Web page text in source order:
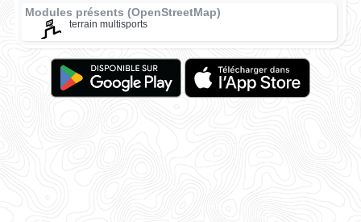
Modules présents (OpenStreetMap)
terrain multisports